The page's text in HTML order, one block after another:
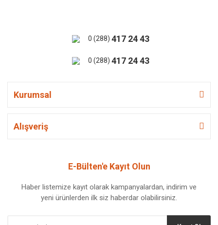
0 (288) 417 24 43
0 (288) 417 24 43
Kurumsal
Alışveriş
E-Bülten'e Kayıt Olun
Haber listemize kayıt olarak kampanyalardan, indirim ve
yeni ürünlerden ilk siz haberdar olabilirsiniz.